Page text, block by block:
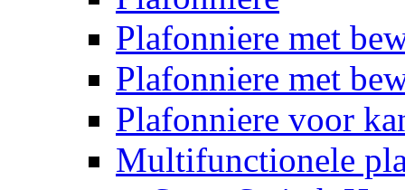
Plafonniere met
Plafonniere met
Plafonniere voor
Multifunctionele